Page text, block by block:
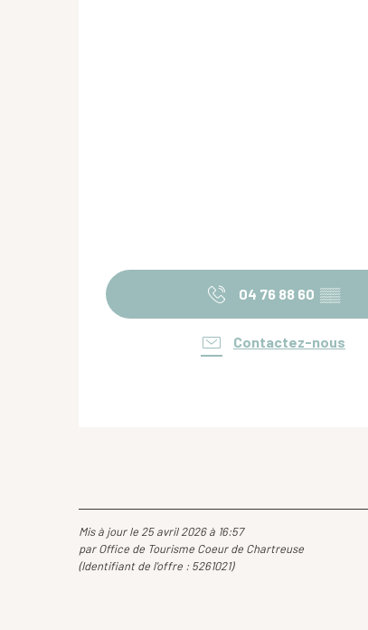
04 76 88 60 ▒▒
Contactez-nous
Mis à jour le 25 avril 2026 à 16:57
par Office de Tourisme Coeur de Chartreuse
(Identifiant de l'offre : 5261021)